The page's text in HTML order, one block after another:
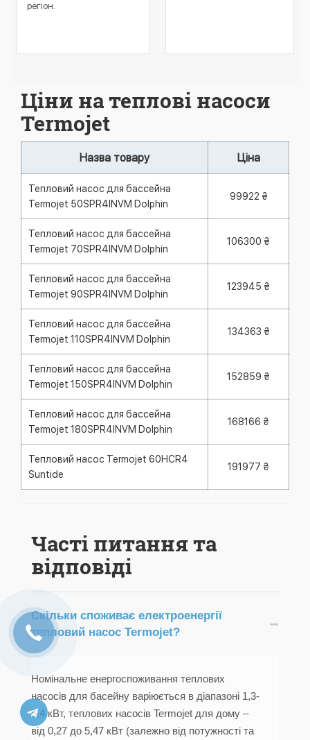
регіон.
Ціни на теплові насоси
Termojet
Назва товару Ціна
Тепловий насос для бассейна
Termojet 50SPR4INVM Dolphin
99922 ₴
Тепловий насос для бассейна
Termojet 70SPR4INVM Dolphin
106300 ₴
Тепловий насос для бассейна
Termojet 90SPR4INVM Dolphin
123945 ₴
Тепловий насос для бассейна
Termojet 110SPR4INVM Dolphin
134363 ₴
Тепловий насос для бассейна
Termojet 150SPR4INVM Dolphin
152859 ₴
Тепловий насос для бассейна
Termojet 180SPR4INVM Dolphin
168166 ₴
Тепловий насос Termojet 60HCR4
Suntide
191977 ₴
Часті питання та
відповіді
Скільки споживає електроенергії
тепловий насос Termojet?
−
Номінальне енергоспоживання теплових
насосів для басейну варіюється в діапазоні 1,3-
5,4 кВт, теплових насосів Termojet для дому –
від 0,27 до 5,47 кВт (залежно від потужності та